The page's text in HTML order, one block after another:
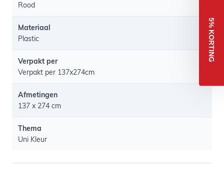
Rood
Materiaal
Plastic
Verpakt per
Verpakt per 137x274cm
Afmetingen
137 x 274 cm
Thema
Uni Kleur
5% KORTING